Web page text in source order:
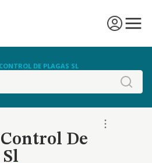
DE PLAGAS SL
De